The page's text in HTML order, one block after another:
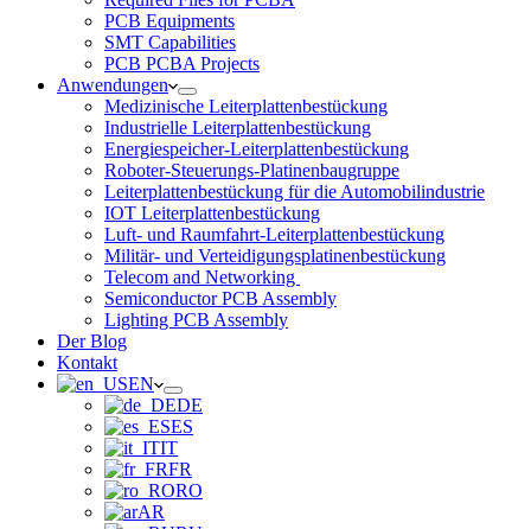
PCB Equipments
SMT Capabilities
PCB PCBA Projects
Anwendungen
Medizinische Leiterplattenbestückung
Industrielle Leiterplattenbestückung
Energiespeicher-Leiterplattenbestückung
Roboter-Steuerungs-Platinenbaugruppe
Leiterplattenbestückung für die Automobilindustrie
IOT Leiterplattenbestückung
Luft- und Raumfahrt-Leiterplattenbestückung
Militär- und Verteidigungsplatinenbestückung
Telecom and Networking
Semiconductor PCB Assembly
Lighting PCB Assembly
Der Blog
Kontakt
EN
DE
ES
IT
FR
RO
AR